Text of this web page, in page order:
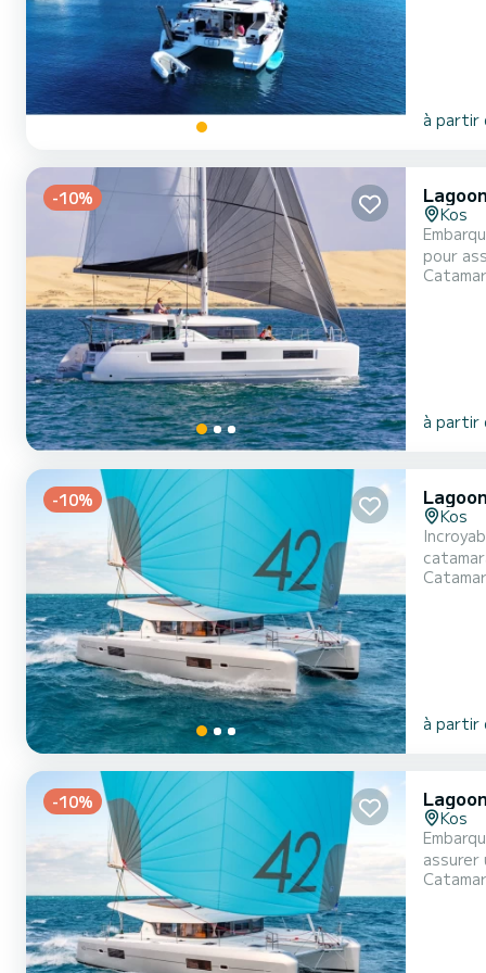
à partir
-10%
Kos
pour assurer
à partir
-10%
Kos
confort,
à partir
-10%
Kos
assurer un